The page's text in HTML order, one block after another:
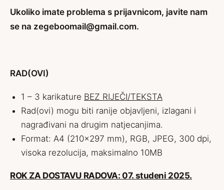
Ukoliko imate problema s prijavnicom, javite nam
se na zegeboomail@gmail.com.
RAD(OVI)
1 – 3 karikature BEZ RIJEČI/TEKSTA
Rad(ovi) mogu biti ranije objavljeni, izlagani i
nagrađivani na drugim natjecanjima.
Format: A4 (210×297 mm), RGB, JPEG, 300 dpi,
visoka rezolucija, maksimalno 10MB
ROK ZA DOSTAVU RADOVA: 07. studeni 2025.